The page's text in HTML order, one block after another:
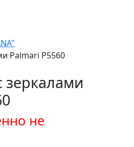
Palmari P5560
не